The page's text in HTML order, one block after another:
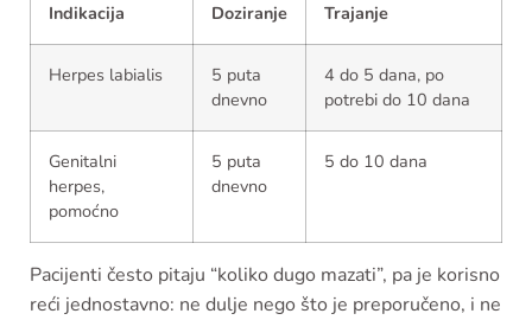
Indikacija Doziranje Trajanje
Herpes labialis
5 puta
dnevno
4 do 5 dana, po
potrebi do 10 dana
Genitalni
herpes,
pomoćno
5 puta
dnevno
5 do 10 dana
Pacijenti često pitaju “koliko dugo mazati”, pa je korisno
reći jednostavno: ne dulje nego što je preporučeno, i ne